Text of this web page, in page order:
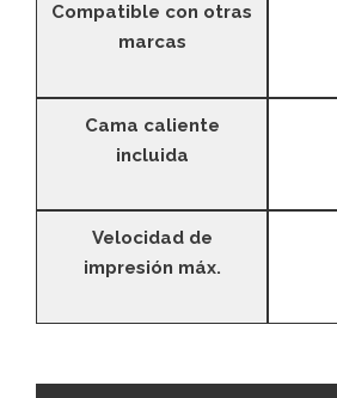
Compatible con otras
marcas
Cama caliente
incluida
Velocidad de
impresión máx.